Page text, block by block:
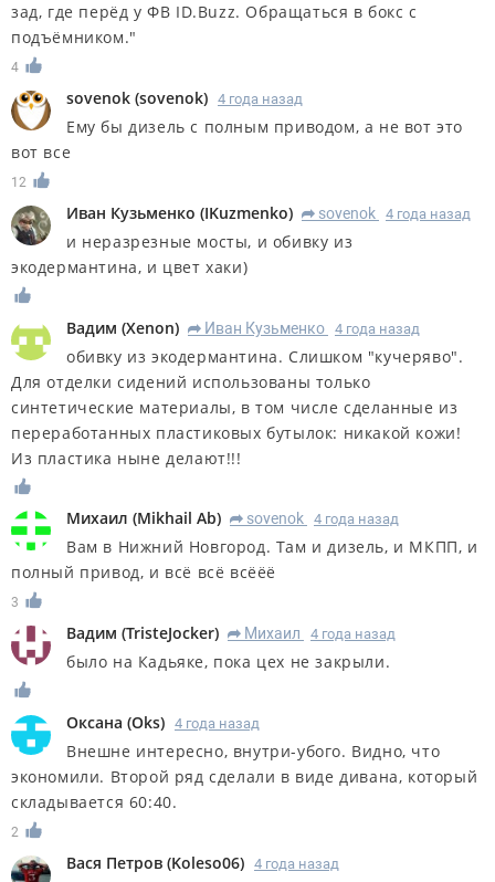
зад, где перёд у ФВ ID.Buzz. Обращаться в бокс с
подъёмником."
4
sovenok (sovenok) 4 года назад
Ему бы дизель с полным приводом, а не вот это
вот все
12
Иван Кузьменко (IKuzmenko) R sovenok 4 года назад
и неразрезные мосты, и обивку из
экодермантина, и цвет хаки)
Вадим (Xenon) R Иван Кузьменко 4 года назад
обивку из экодермантина. Слишком "кучеряво".
Для отделки сидений использованы только
синтетические материалы, в том числе сделанные из
переработанных пластиковых бутылок: никакой кожи!
Из пластика ныне делают!!!
Михаил (Mikhail Ab) R sovenok 4 года назад
Вам в Нижний Новгород. Там и дизель, и МКПП, и
полный привод, и всё всё всёёё
3
Вадим (TristeJocker) R Михаил 4 года назад
было на Кадьяке, пока цех не закрыли.
Оксана (Oks) 4 года назад
Внешне интересно, внутри-убого. Видно, что
экономили. Второй ряд сделали в виде дивана, который
складывается 60:40.
2
Вася Петров (Koleso06) 4 года назад